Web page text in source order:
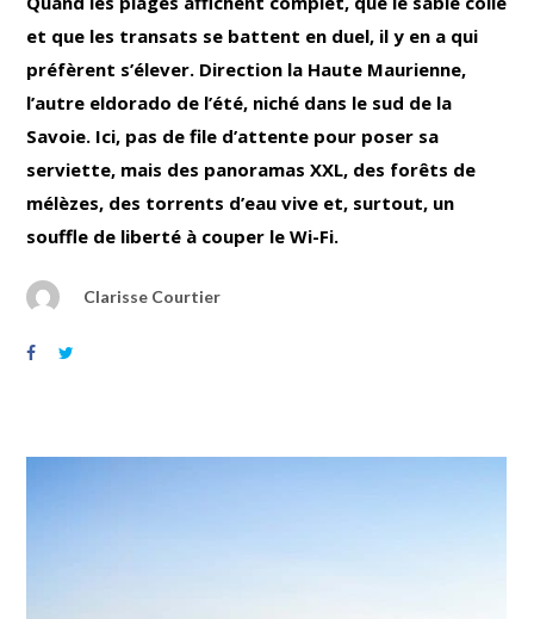
et que les transats se battent en duel, il y en a qui
préfèrent s’élever. Direction la Haute Maurienne,
l’autre eldorado de l’été, niché dans le sud de la
Savoie. Ici, pas de file d’attente pour poser sa
serviette, mais des panoramas XXL, des forêts de
mélèzes, des torrents d’eau vive et, surtout, un
souffle de liberté à couper le Wi-Fi.
Clarisse Courtier